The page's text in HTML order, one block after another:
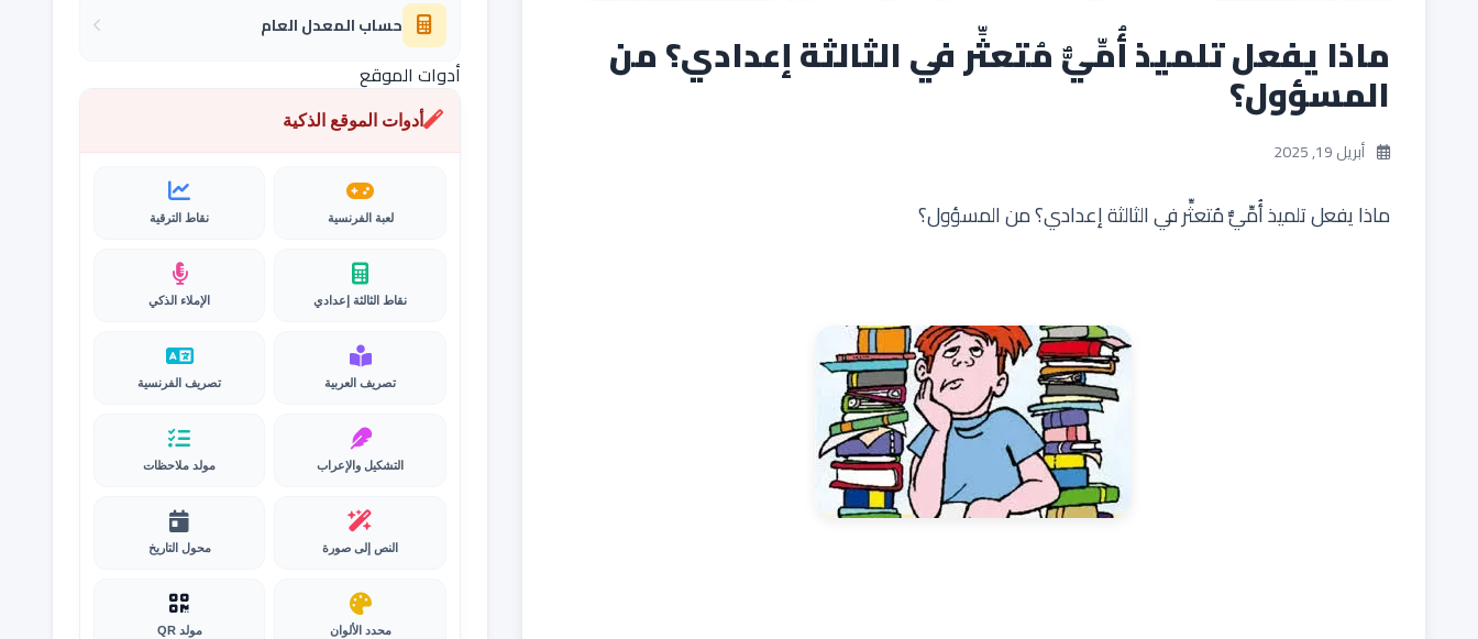
ماذا يفعل تلميذ أُمِّيٌّ مُتعثِّر في الثالثة إعدادي؟ من
المسؤول؟
أبريل 19, 2025
ماذا يفعل تلميذ أُمِّيٌّ مُتعثِّر في الثالثة إعدادي؟ من المسؤول؟
حساب المعدل العام
أدوات الموقع
أدوات الموقع الذكية
لعبة الفرنسية نقاط الترقية
نقاط الثالثة إعدادي الإملاء الذكي
تصريف العربية تصريف الفرنسية
التشكيل والإعراب مولد ملاحظات
النص إلى صورة محول التاريخ
محدد الألوان مولد QR